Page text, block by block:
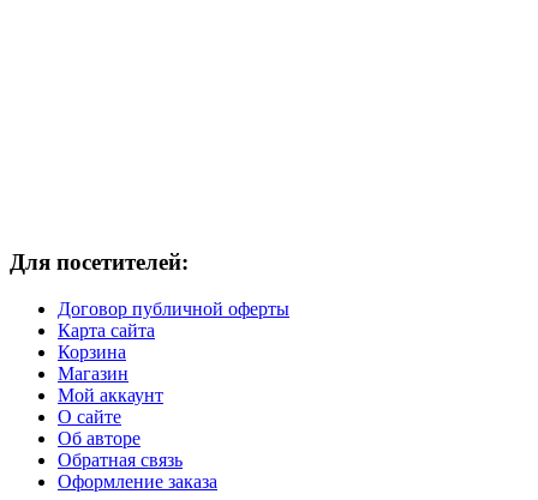
Для посетителей:
Договор публичной оферты
Карта сайта
Корзина
Магазин
Мой аккаунт
О сайте
Об авторе
Обратная связь
Оформление заказа